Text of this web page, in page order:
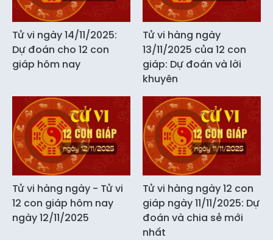
Tử vi ngày 14/11/2025:
Dự đoán cho 12 con
giáp hôm nay
Tử vi hàng ngày
13/11/2025 của 12 con
giáp: Dự đoán và lời
khuyên
Tử vi hàng ngày - Tử vi
12 con giáp hôm nay
ngày 12/11/2025
Tử vi hàng ngày 12 con
giáp ngày 11/11/2025: Dự
đoán và chia sẻ mới
nhất